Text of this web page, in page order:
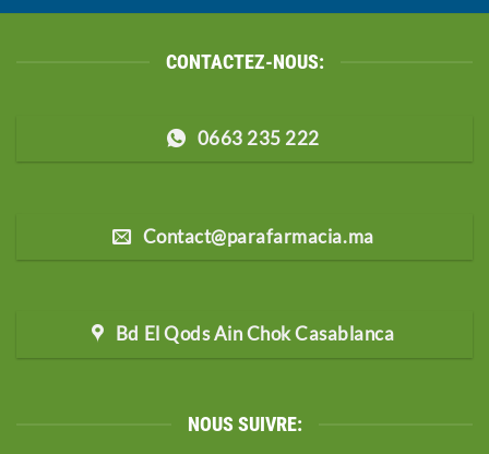
CONTACTEZ-NOUS:
0663 235 222
Contact@parafarmacia.ma
Bd El Qods Ain Chok Casablanca
NOUS SUIVRE: